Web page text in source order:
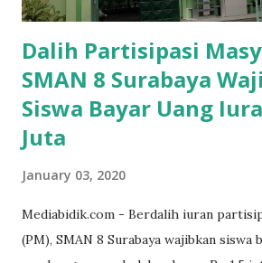
Dalih Partisipasi
SMAN 8 Surabaya
Siswa Bayar Uang
Juta
January 03, 2020
Mediabidik.com - Berdalih iuran
(PM), SMAN 8 Surabaya wajibkan siswa